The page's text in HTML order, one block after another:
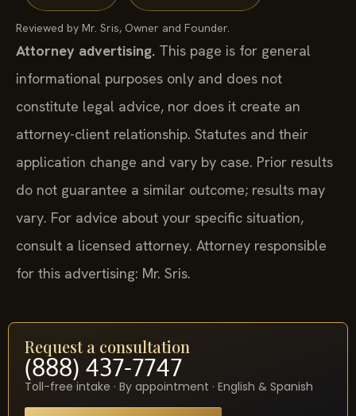
Reviewed by Mr. Sris, Owner and Founder.
Attorney advertising. This page is for general
informational purposes only and does not
constitute legal advice, nor does it create an
attorney-client relationship. Statutes and their
application change and vary by case. Prior results
do not guarantee a similar outcome; results may
vary. For advice about your specific situation,
consult a licensed attorney. Attorney responsible
for this advertising: Mr. Sris.
Request a consultation
(888) 437-7747
Toll-free intake · By appointment · English & Spanish